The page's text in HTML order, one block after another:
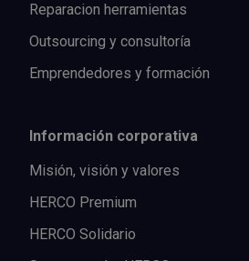
Reparacion herramientas
Outsourcing y consultoría
Emprendedores y formación
Información corporativa
Misión, visión y valores
HERCO Premium
HERCO Solidario